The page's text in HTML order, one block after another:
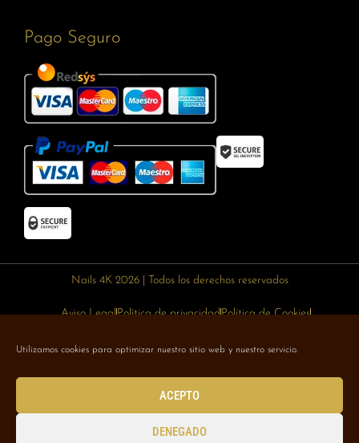
Utilizamos cookies para optimizar nuestro sitio web y nuestro servicio.
ACEPTO
DENEGADO
Pago Seguro
Nails 4K 2026 | Todos los derechos reservados
Aviso LegalPolítica de privacidadPolítica de Cookies